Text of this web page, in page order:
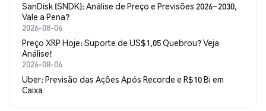
SanDisk (SNDK): Análise de Preço e Previsões 2026–2030,
Vale a Pena?
2026-08-06
Preço XRP Hoje: Suporte de US$1,05 Quebrou? Veja
Análise!
2026-08-06
Uber: Previsão das Ações Após Recorde e R$10 Bi em
Caixa